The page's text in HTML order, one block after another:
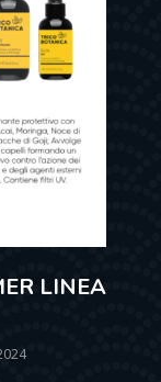
LINEA